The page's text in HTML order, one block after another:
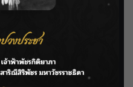
บชวา-ติดตั้งเครื่องสูบน้ำ
ารางวัลใหญ่ Weibo